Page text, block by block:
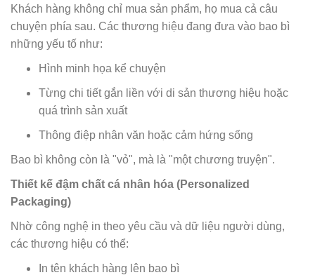
Khách hàng không chỉ mua sản phẩm, họ mua cả câu
chuyện phía sau. Các thương hiệu đang đưa vào bao bì
những yếu tố như:
Hình minh họa kể chuyện
Từng chi tiết gắn liền với di sản thương hiệu hoặc
quá trình sản xuất
Thông điệp nhân văn hoặc cảm hứng sống
Bao bì không còn là "vỏ", mà là "một chương truyện".
Thiết kế đậm chất cá nhân hóa (Personalized
Packaging)
Nhờ công nghệ in theo yêu cầu và dữ liệu người dùng,
các thương hiệu có thể:
In tên khách hàng lên bao bì